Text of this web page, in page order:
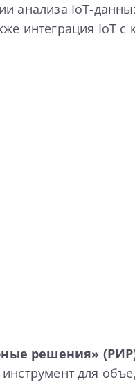
анализа IoT-
интеграция IoT
решения»
для